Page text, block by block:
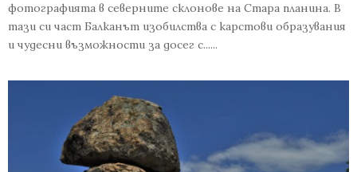
фотографията в северните склонове на Стара планина. В
тази си част Балканът изобилства с карстови образувания
и чудесни възможности за досег с......